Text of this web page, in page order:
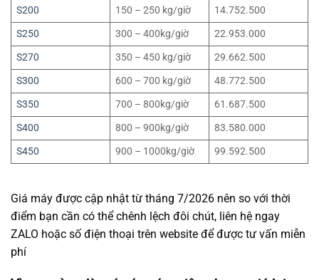
S200
150 – 250 kg/giờ
14.752.500
S250
300 – 400kg/giờ
22.953.000
S270
350 – 450 kg/giờ
29.662.500
S300
600 – 700 kg/giờ
48.772.500
S350
700 – 800kg/giờ
61.687.500
S400
800 – 900kg/giờ
83.580.000
S450
900 – 1000kg/giờ 99.592.500
Giá máy được cập nhật từ tháng 7/2026 nên so với thời
điểm bạn cần có thể chênh lệch đôi chút, liên hệ ngay
ZALO hoặc số điện thoại trên website để được tư vấn miễn
phí